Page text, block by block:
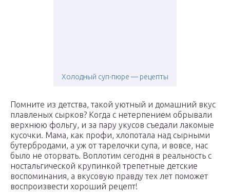
Холодный суп-пюре — рецепты
Помните из детства, такой уютный и домашний вкус
плавленых сырков? Когда с нетерпением обрывали
верхнюю фольгу, и за пару укусов съедали лакомые
кусочки. Мама, как профи, хлопотала над сырными
бутербродами, а уж от тарелочки супа, и вовсе, нас
было не оторвать. Воплотим сегодня в реальность с
ностальгической крупинкой трепетные детские
воспоминания, а вкусовую правду тех лет поможет
воспроизвести хороший рецепт!